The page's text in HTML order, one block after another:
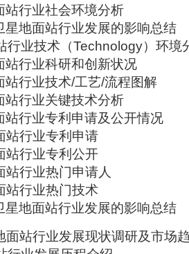
站行业社会环境分析
星地面站行业发展的影响总结
行业技术（Technology）环境
站行业科研和创新状况
站行业技术/工艺/流程图解
站行业关键技术分析
站行业专利申请及公开情况
站行业专利申请
站行业专利公开
站行业热门申请人
站行业热门技术
星地面站行业发展的影响总结
面站行业发展现状调研及市场